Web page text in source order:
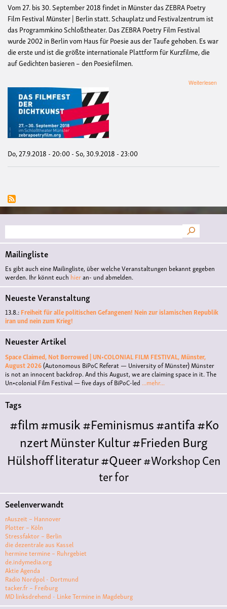
Vom 27. bis 30. September 2018 findet in Münster das ZEBRA Poetry
Film Festival Münster | Berlin statt. Schauplatz und Festivalzentrum ist
das Programmkino Schloßtheater. Das ZEBRA Poetry Film Festival
wurde 2002 in Berlin vom Haus für Poesie aus der Taufe gehoben. Es war
die erste und ist die größte internationale Plattform für Kurzfilme, die
auf Gedichten basieren – den Poesiefilmen.
Weiterlesen
Do, 27.9.2018 - 20:00-So, 30.9.2018 - 23:00
Suche
Mailingliste
Es gibt auch eine Mailingliste, über welche Veranstaltungen bekannt gegeben
werden. Ihr könnt euch hieran- und abmelden.
Neueste Veranstaltung
13.8.:Freiheit für alle politischen Gefangenen! Nein zur islamischen Republik
iran und nein zum Krieg!
Neuester Artikel
Space Claimed, Not Borrowed | UN•COLONIAL FILM FESTIVAL, Münster,
August 2026(Autonomous BiPoC Referat — University of Münster)Münster
is not an innocent backdrop. And this August, we are claiming space in it. The
Un•colonial Film Festival — five days of BiPoC-led ...mehr...
Tags
#film#musik#Feminismus#antifa#Ko
nzertMünsterKultur#FriedenBurg
Hülshoffliteratur#Queer#WorkshopCen
ter for
LiteraturePolyamoriePolytreff#liveKonzert
Polyamorietreff
Monogamie
ismuskunstantisemitismus
VKqueer #Demo
ve#film #kino #filmwerkstatt
Seelenverwandt
rAuszeit – Hannover
Plotter – Köln
Stressfaktor – Berlin
die dezentrale aus Kassel
hermine termine – Ruhrgebiet
de.indymedia.org
Aktie Agenda
Radio Nordpol - Dortmund
tacker.fr – Freiburg
MD linksdrehend - Linke Termine in Magdeburg